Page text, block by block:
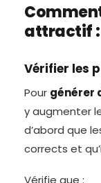
attractif :
Vérifier les
Pour générer
y augmenter
d’abord que
corrects et
Vérifie que :